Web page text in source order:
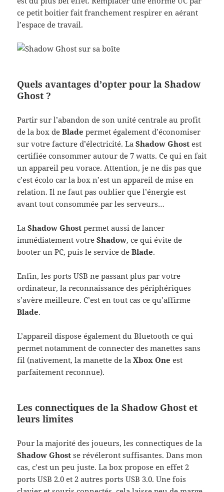
ce petit boitier fait franchement respirer en aérant
l’espace de travail.
Quels avantages d’opter pour la Shadow
Ghost ?
Partir sur l’abandon de son unité centrale au profit
de la box deBlade permet également d’économiser
sur votre facture d’électricité. LaShadow Ghost est
certifiée consommer autour de 7 watts. Ce qui en fait
un appareil peu vorace. Attention, je ne dis pas que
c’est écolo car la box n’est un appareil de mise en
relation. Il ne faut pas oublier que l’énergie est
avant tout consommée par les serveurs…
LaShadow Ghost permet aussi de lancer
immédiatement votreShadow, ce qui évite de
booter un PC, puis le service deBlade.
Enfin, les ports USB ne passant plus par votre
ordinateur, la reconnaissance des périphériques
s’avère meilleure. C’est en tout cas ce qu’affirme
Blade.
L’appareil dispose également du Bluetooth ce qui
permet notamment de connecter des manettes sans
fil (nativement, la manette de laXbox One est
parfaitement reconnue).
Les connectiques de la Shadow Ghost et
leurs limites
Pour la majorité des joueurs, les connectiques de la
Shadow Ghost se révéleront suffisantes. Dans mon
cas, c’est un peu juste. La box propose en effet 2
ports USB 2.0 et 2 autres ports USB 3.0. Une fois